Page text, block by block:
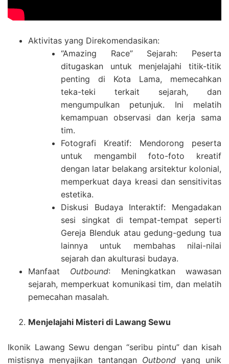
Aktivitas yang Direkomendasikan:
“Amazing Race” Sejarah: Peserta
ditugaskan untuk menjelajahi titik-titik
penting di Kota Lama, memecahkan
teka-teki terkait sejarah, dan
mengumpulkan petunjuk. Ini melatih
kemampuan observasi dan kerja sama
tim.
Fotografi Kreatif: Mendorong peserta
untuk mengambil foto-foto kreatif
dengan latar belakang arsitektur kolonial,
memperkuat daya kreasi dan sensitivitas
estetika.
Diskusi Budaya Interaktif: Mengadakan
sesi singkat di tempat-tempat seperti
Gereja Blenduk atau gedung-gedung tua
lainnya untuk membahas nilai-nilai
sejarah dan akulturasi budaya.
Manfaat Outbound: Meningkatkan wawasan
sejarah, memperkuat komunikasi tim, dan melatih
pemecahan masalah.
Menjelajahi Misteri di Lawang Sewu
Ikonik Lawang Sewu dengan “seribu pintu” dan kisah
mistisnya menyajikan tantangan Outbond yang unik